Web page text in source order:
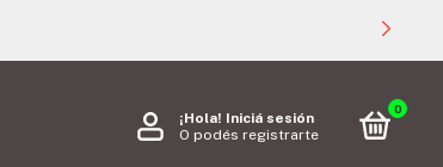
¡Hola! Iniciá sesión
O podés registrarte
0